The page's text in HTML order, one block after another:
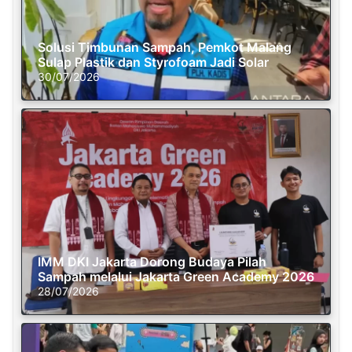
Solusi Timbunan Sampah, Pemkot Malang
Sulap Plastik dan Styrofoam Jadi Solar
30/07/2026
IMM DKI Jakarta Dorong Budaya Pilah
Sampah melalui Jakarta Green Academy 2026
28/07/2026